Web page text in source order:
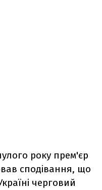
року прем'єр
сподівання, що
черговий